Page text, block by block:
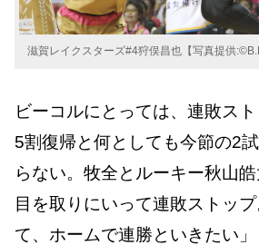
滋賀レイクスターズ#4狩俣昌也【写真提供
ビーコルにとっては、連敗スト
5割復帰と何としても今節の2
らない。牧全とルーキー秋山
目を取りにいって連敗ストッ
て、ホームで連勝といきたい